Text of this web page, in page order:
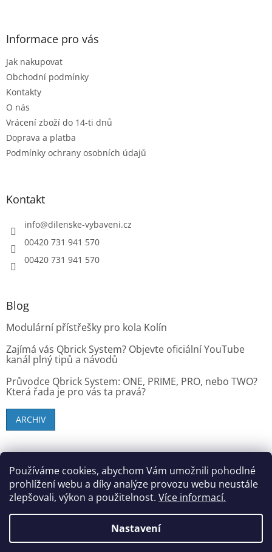
Používáme cookies, abychom Vám umožnili pohodlné
prohlížení webu a díky analýze provozu webu neustále
zlepšovali, výkon a použitelnost. Více informací.
Nastavení
p
i
Informace pro vás
Jak nakupovat
Obchodní podmínky
Kontakty
O nás
Vrácení zboží do 14-ti dnů
Doprava a platba
Podmínky ochrany osobních údajů
Kontakt
info@dilenske-vybaveni.cz
00420 731 941 570
00420 731 941 570
Blog
Modulární přístřešky pro kola Kolín
Zajímá vás Qbrick System? Objevte oficiální YouTube
kanál plný tipů a návodů
Průvodce Qbrick System: ONE, PRIME, PRO, nebo TWO?
Která řada je pro vás ta pravá?
ARCHIV